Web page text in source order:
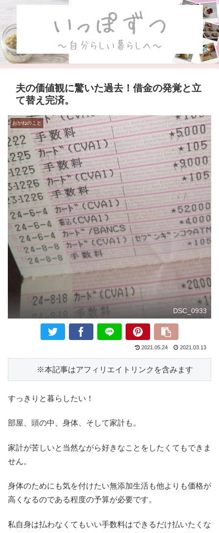
夫の価値観に驚いた過去！借金の発覚と立
て替え完済。
おかねのこと
DSC_0933
2021.05.24 2021.03.13
※本記事はアフィリエイトリンクを含みます
すっきりと暮らしたい！
部屋、頭の中、身体、そして家計も。
家計が苦しいと当然ながら好きなことをしたくてもできま
せん。
身体のためにも気を付けたい無添加生活も他よりも価格が
高くなるのである程度の予算が必要です。
私自身は払わなくてもいい手数料はできるだけ払いたくな